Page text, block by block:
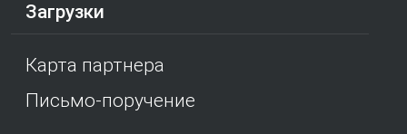
Загрузки
Карта партнера
Письмо-поручение